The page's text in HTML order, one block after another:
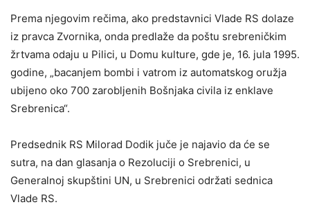
Prema njegovim rečima, ako predstavnici Vlade RS dolaze
iz pravca Zvornika, onda predlaže da poštu srebreničkim
žrtvama odaju u Pilici, u Domu kulture, gde je, 16. jula 1995.
godine, „bacanjem bombi i vatrom iz automatskog oružja
ubijeno oko 700 zarobljenih Bošnjaka civila iz enklave
Srebrenica“.
Predsednik RS Milorad Dodik juče je najavio da će se
sutra, na dan glasanja o Rezoluciji o Srebrenici, u
Generalnoj skupštini UN, u Srebrenici održati sednica
Vlade RS.